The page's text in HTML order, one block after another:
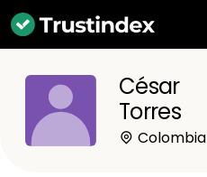
César
Torres
Colombia